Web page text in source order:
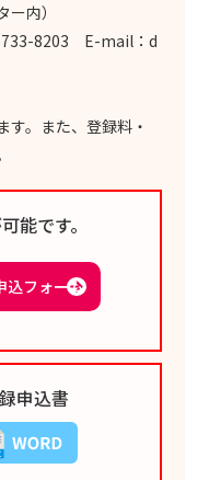
内）
8203 E-mail：d
す。また、登録料・
能です。
込フォーム
申込書